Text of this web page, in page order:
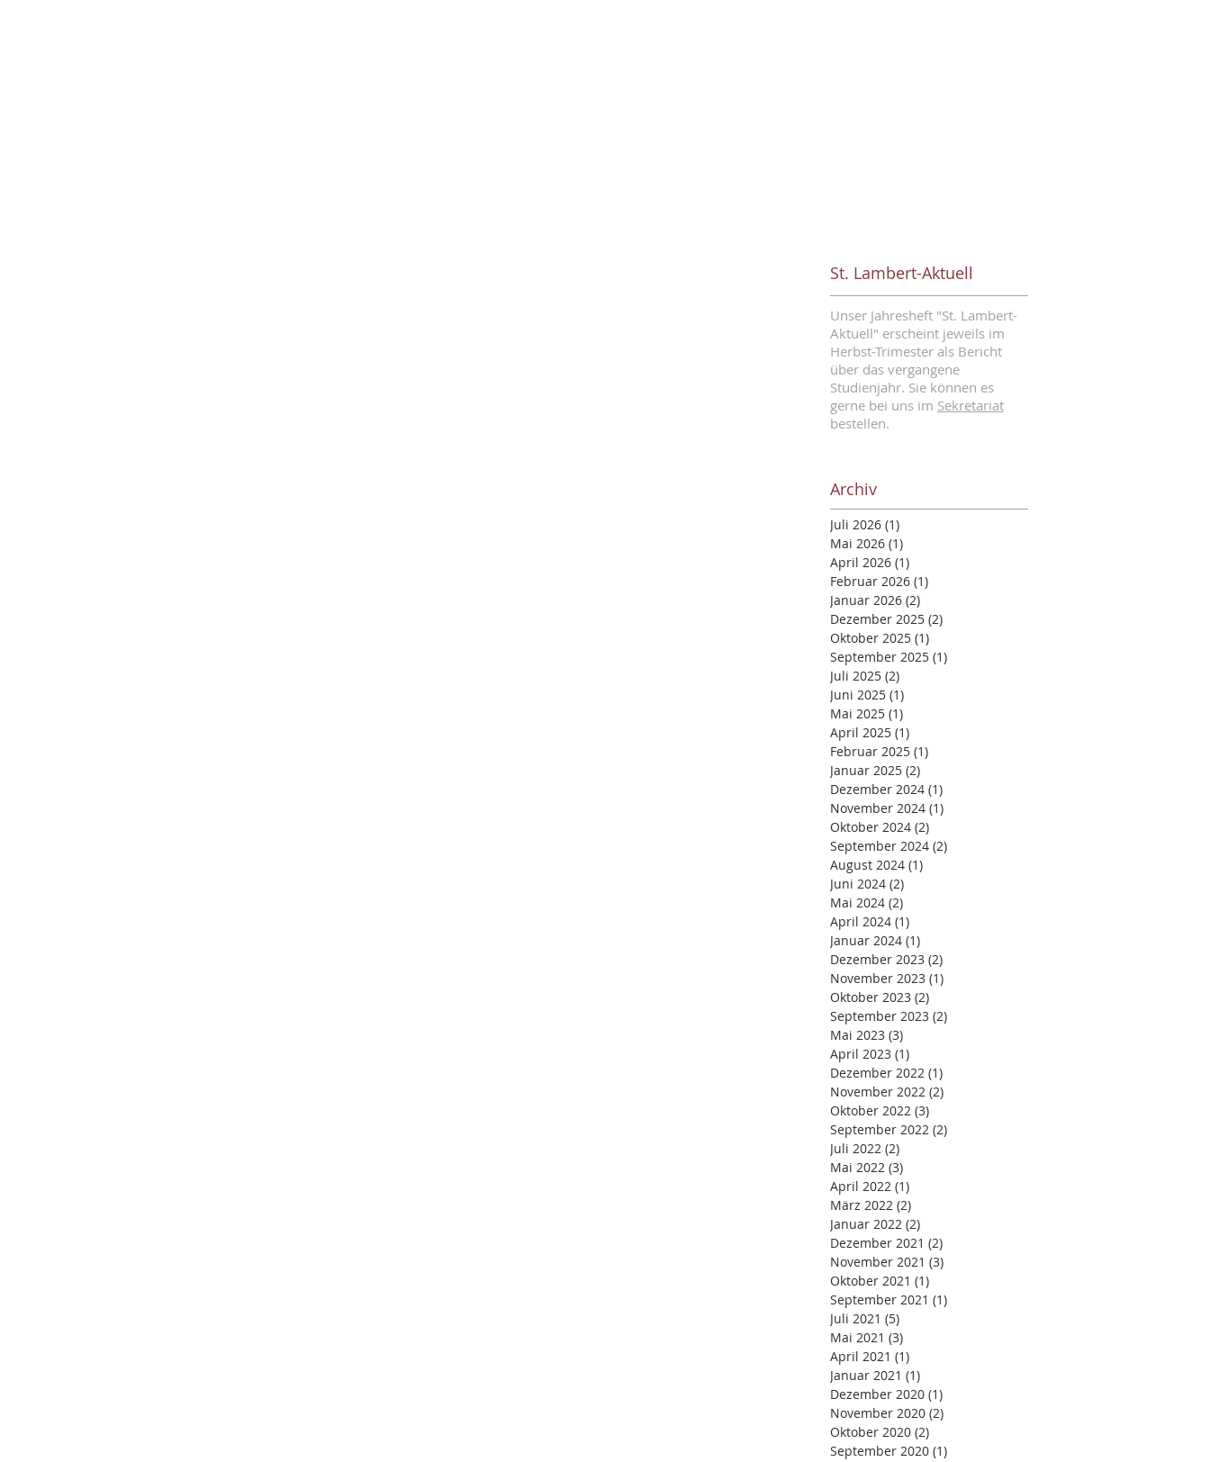
St. Lambert-Aktuell
Unser Jahresheft "St. Lambert-
Aktuell" erscheint jeweils im
Herbst-Trimester als Bericht
über das vergangene
Studienjahr. Sie können es
gerne bei uns im Sekretariat
bestellen.
Archiv
Juli 2026 (1)
Mai 2026 (1)
April 2026 (1)
Februar 2026 (1)
Januar 2026 (2)
Dezember 2025 (2)
Oktober 2025 (1)
September 2025 (1)
Juli 2025 (2)
Juni 2025 (1)
Mai 2025 (1)
April 2025 (1)
Februar 2025 (1)
Januar 2025 (2)
Dezember 2024 (1)
November 2024 (1)
Oktober 2024 (2)
September 2024 (2)
August 2024 (1)
Juni 2024 (2)
Mai 2024 (2)
April 2024 (1)
Januar 2024 (1)
Dezember 2023 (2)
November 2023 (1)
Oktober 2023 (2)
September 2023 (2)
Mai 2023 (3)
April 2023 (1)
Dezember 2022 (1)
November 2022 (2)
Oktober 2022 (3)
September 2022 (2)
Juli 2022 (2)
Mai 2022 (3)
April 2022 (1)
März 2022 (2)
Januar 2022 (2)
Dezember 2021 (2)
November 2021 (3)
Oktober 2021 (1)
September 2021 (1)
Juli 2021 (5)
Mai 2021 (3)
April 2021 (1)
Januar 2021 (1)
Dezember 2020 (1)
November 2020 (2)
Oktober 2020 (2)
September 2020 (1)